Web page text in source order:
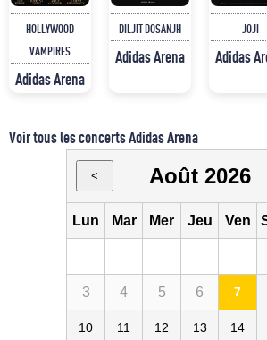
HOLLYWOOD
VAMPIRES
Adidas Arena
DILJIT DOSANJH
Adidas Arena
JOJI
Adidas
Voir tous les concerts Adidas Arena
< Août 2026
Lun Mar Mer Jeu Ven
3 4 5 6 7
10 11 12 13 14